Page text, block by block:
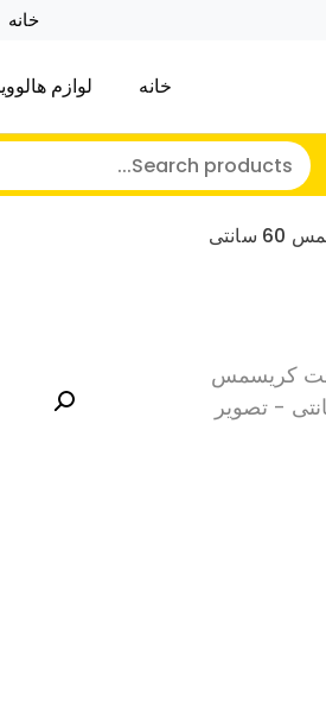
خانه
ولن تاین
نایکر توی فروش عمده لوازم
خانه لوازم